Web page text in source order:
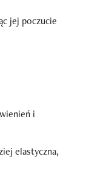
jej poczucie
i
elastyczna,